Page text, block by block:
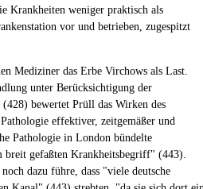
Krankheiten weniger praktisch als
vor und betrieben, zugespitzt
Mediziner das Erbe Virchows als Last.
unter Berücksichtigung der
bewertet Prüll das Wirken des
effektiver, zeitgemäßer und
Pathologie in London bündelte
breit gefaßten Krankheitsbegriff" (443).
dazu führe, dass "viele deutsche